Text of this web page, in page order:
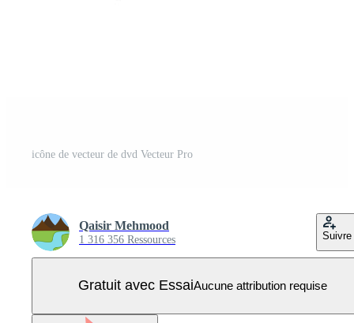
icône de vecteur de dvd Vecteur Pro
Qaisir Mehmood
1 316 356 Ressources Suivre
Gratuit avec EssaiAucune attribution requise